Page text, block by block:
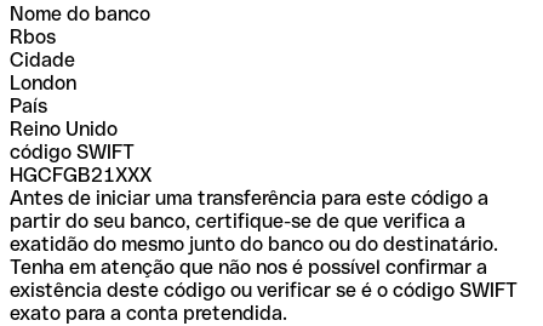
Nome do banco
Rbos
Cidade
London
País
Reino Unido
código SWIFT
HGCFGB21XXX
Antes de iniciar uma transferência para este código a
partir do seu banco, certifique-se de que verifica a
exatidão do mesmo junto do banco ou do destinatário.
Tenha em atenção que não nos é possível confirmar a
existência deste código ou verificar se é o código SWIFT
exato para a conta pretendida.